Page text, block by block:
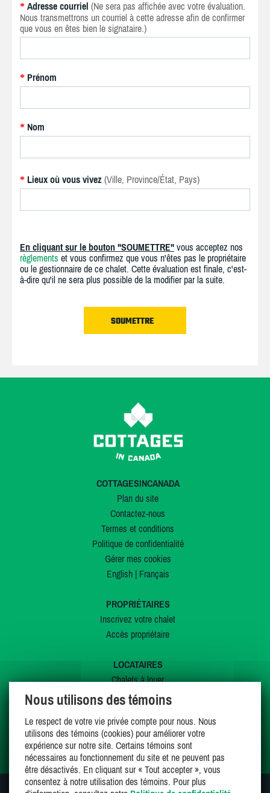
* Adresse courriel (Ne sera pas affichée avec votre évaluation.
Nous transmettrons un courriel à cette adresse afin de confirmer
que vous en êtes bien le signataire.)
* Prénom
* Nom
* Lieux où vous vivez (Ville, Province/État, Pays)
En cliquant sur le bouton "SOUMETTRE" vous acceptez nos
règlements et vous confirmez que vous n'êtes pas le propriétaire
ou le gestionnaire de ce chalet. Cette évaluation est finale, c'est-
à-dire qu'il ne sera plus possible de la modifier par la suite.
COTTAGESINCANADA
Plan du site
Contactez-nous
Termes et conditions
Politique de confidentialité
Gérer mes cookies
English| Français
PROPRIÉTAIRES
Inscrivez votre chalet
Accès propriétaire
LOCATAIRES
Chalets à louer
Chalets à vendre
Offres spéciales
Mes favoris
Nous utilisons des témoins
Le respect de votre vie privée compte pour nous. Nous
utilisons des témoins (cookies) pour améliorer votre
expérience sur notre site. Certains témoins sont
nécessaires au fonctionnement du site et ne peuvent pas
être désactivés. En cliquant sur « Tout accepter », vous
consentez à notre utilisation des témoins. Pour plus